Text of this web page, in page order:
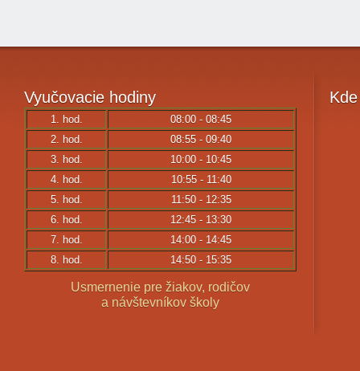
Vyučovacie hodiny
1. hod.
08:00 - 08:45
2. hod.
08:55 - 09:40
3. hod.
10:00 - 10:45
4. hod.
10:55 - 11:40
5. hod.
11:50 - 12:35
6. hod.
12:45 - 13:30
7. hod.
14:00 - 14:45
8. hod.
14:50 - 15:35
Usmernenie pre žiakov, rodičov
a návštevníkov školy
Kde